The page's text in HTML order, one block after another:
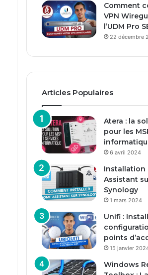
Comment
VPN
l’UDM Pro
22 décembre
Articles Populaires
Atera : la
pour les
6 avril 2024
Installation
Assistant
Synology
1 mars 2024
Unifi :
points
15 janvier
Windows